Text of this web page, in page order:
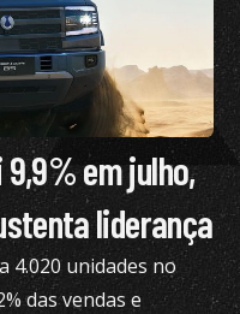
em julho,
liderança
4.020 unidades no
das vendas e